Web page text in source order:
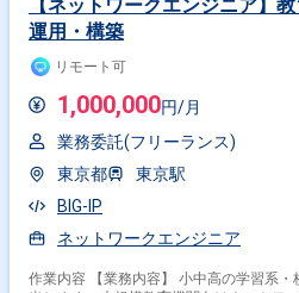
【ネットワークエンジニア】
運用・構築
リモート可
1,000,000円/月
業務委託(フリーランス)
東京都
東京駅
BIG-IP
ネットワークエンジニア
作業内容 【業務内容】 小中高の学習系・校務系ネットワークの運用を担